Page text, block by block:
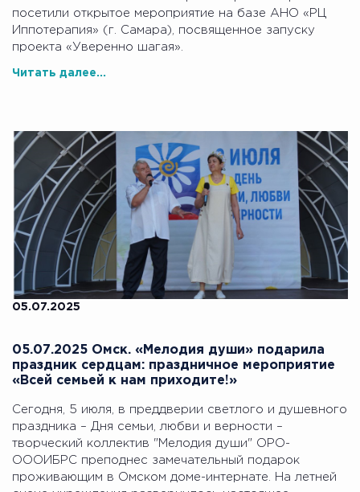
посетили открытое мероприятие на базе АНО «РЦ
Иппотерапия» (г. Самара), посвященное запуску
проекта «Уверенно шагая».
Читать далее...
05.07.2025
05.07.2025 Омск. «Мелодия души» подарила
праздник сердцам: праздничное мероприятие
«Всей семьей к нам приходите!»
Сегодня, 5 июля, в преддверии светлого и душевного
праздника – Дня семьи, любви и верности –
творческий коллектив "Мелодия души" ОРО-
ОООИБРС преподнес замечательный подарок
проживающим в Омском доме-интернате. На летней